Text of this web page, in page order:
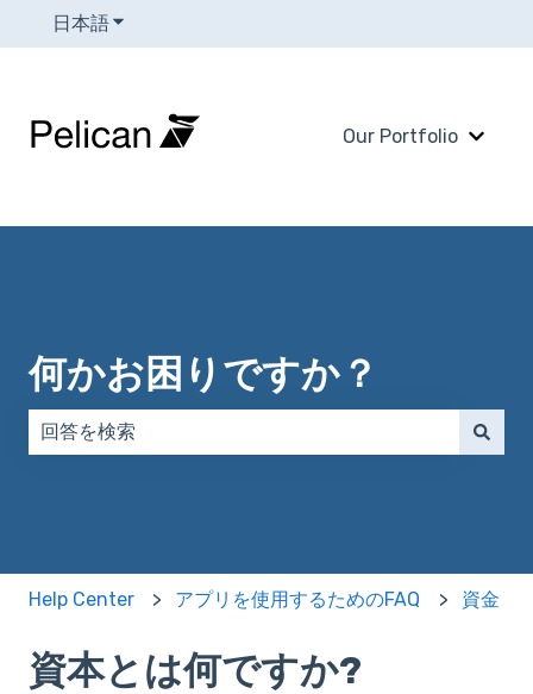
日本語翻訳のサブメニューを表示
Our Portfolio
Our
何かお困りですか？
Help Center アプリを使用するためのFAQ 資金
資本とは何ですか?